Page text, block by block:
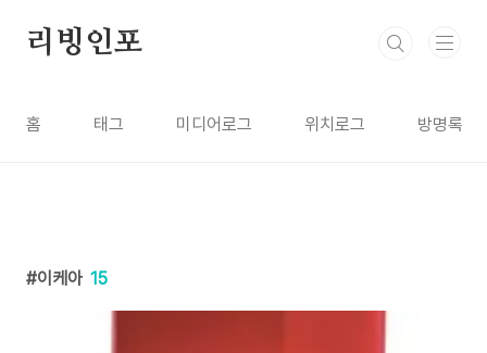
리빙인포
홈 태그 미디어로그 위치로그 방명록
이케아 15